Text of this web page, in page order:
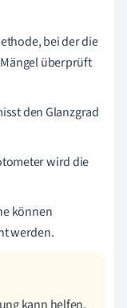
bei der die
überprüft
den Glanzgrad
wird die
können
werden.
kann helfen,